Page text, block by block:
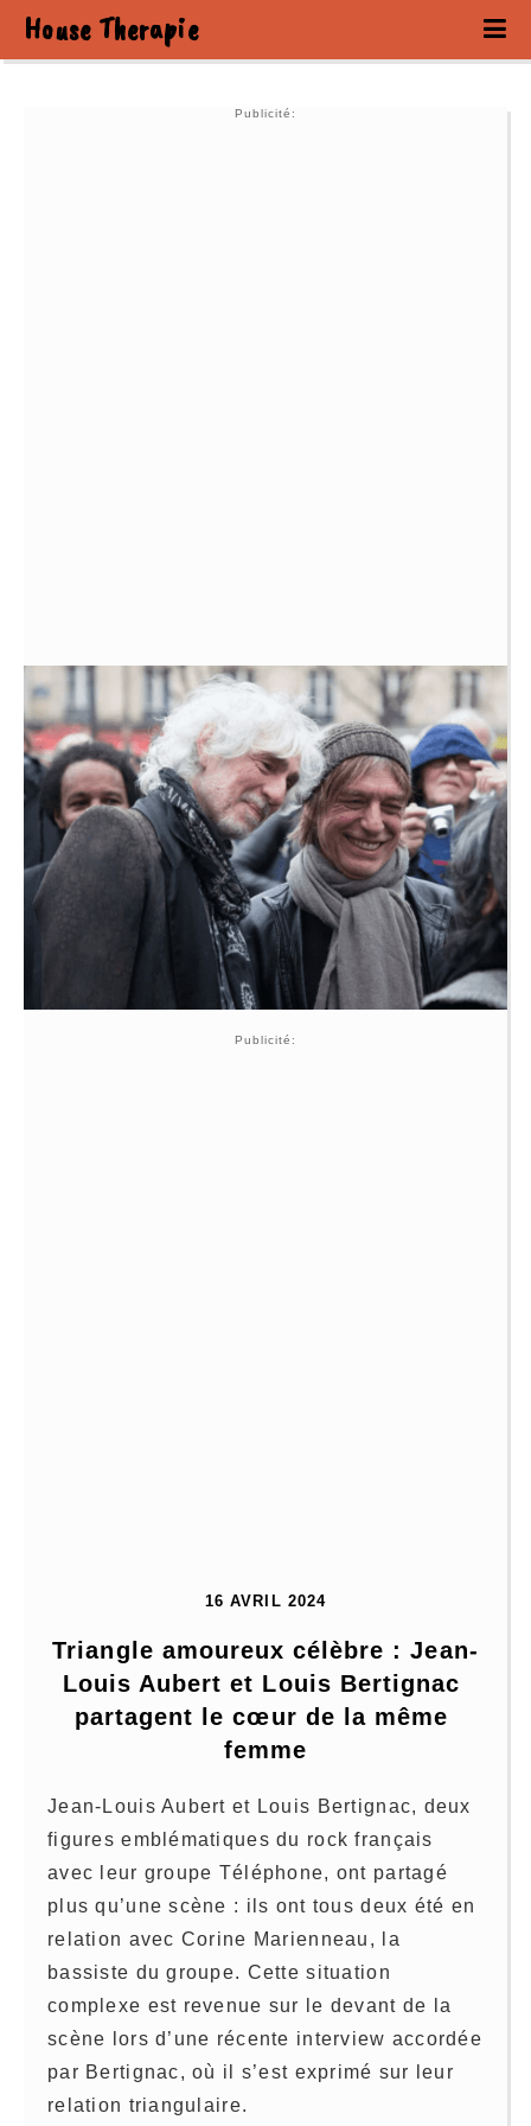
House Therapie
Publicité:
Publicité:
16 AVRIL 2024
Triangle amoureux célèbre : Jean-
Louis Aubert et Louis Bertignac
partagent le cœur de la même
femme
Jean-Louis Aubert et Louis Bertignac, deux
figures emblématiques du rock français
avec leur groupe Téléphone, ont partagé
plus qu’une scène : ils ont tous deux été en
relation avec Corine Marienneau, la
bassiste du groupe. Cette situation
complexe est revenue sur le devant de la
scène lors d’une récente interview accordée
par Bertignac, où il s’est exprimé sur leur
relation triangulaire.